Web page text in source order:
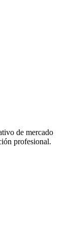
de mercado
profesional.